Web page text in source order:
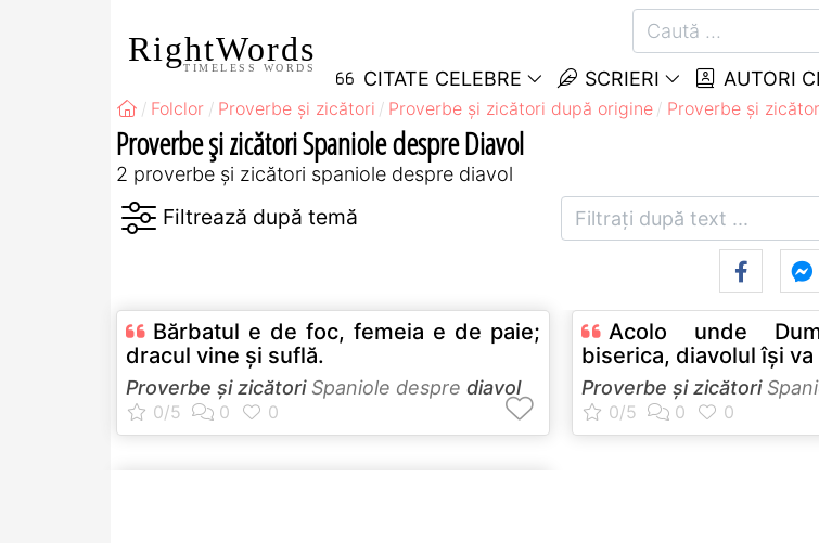
RightWords
TIMELESS WORDS CITATE CELEBRE SCRIERI AUTORI
Folclor Proverbe și zicători Proverbe și zicători după origine Proverbe și
Proverbe și zicători Spaniole despre Diavol
2 proverbe și zicători spaniole despre diavol
Bărbatul e de foc, femeia e de paie;
dracul vine şi suflă.
Proverbe și zicătoriSpaniole despre diavol
Acolo unde
biserica, diavolul îşi
Proverbe și zicători